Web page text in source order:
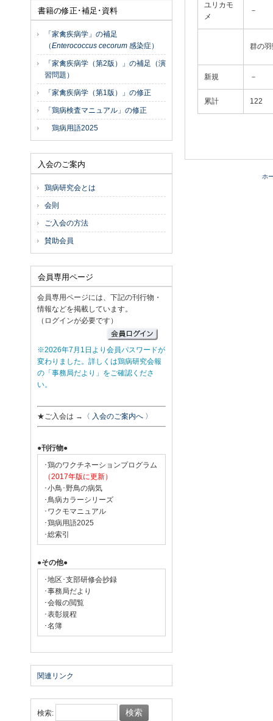
ユリカモ
メ
－
群の
新規 －
累計 122
ホ
書籍の修正･補足･資料
「家禽疾病学」の補足
（Enterococcus cecorum 感染症）
「家禽疾病学（第2版）」の補足（演
習問題）
「家禽疾病学（第1版）」の修正
「鶏病検査マニュアル」の修正
鶏病用語2025
入会のご案内
鶏病研究会とは
会則
ご入会の方法
賛助会員
会員専用ページ
会員専用ページには、下記の刊行物・
情報などを掲載しています。
（ログインが必要です）
※2026年7月1日より会員パスワードが
変わりました。詳しくは鶏病研究会報
の「事務局だより」をご確認くださ
い。
★ご入会は → 〈 入会のご案内へ 〉
●刊行物●
･鶏のワクチネーションプログラム
（2017年版に更新）
･小鳥･野鳥の病気
･鳥病カラーシリーズ
･ワクモマニュアル
･鶏病用語2025
･総索引
●その他●
･地区･支部研修会抄録
･事務局だより
･会報の閲覧
･表彰規程
･名簿
関連リンク
検索: